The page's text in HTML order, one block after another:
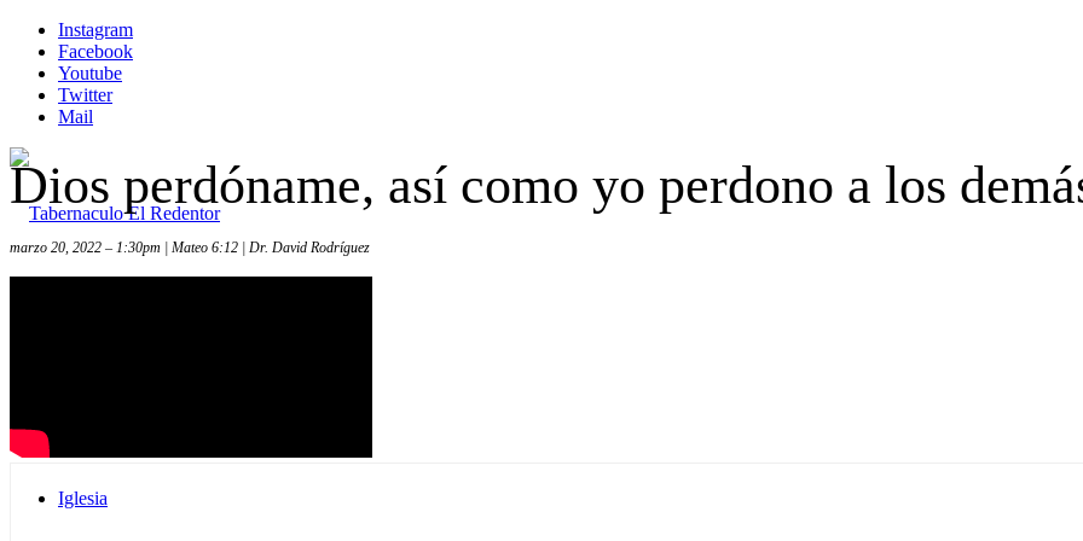
Instagram
Facebook
Youtube
Twitter
Mail
Iglesia
Dios perdóname, así como yo perdono a los
marzo 20, 2022 – 1:30pm | Mateo 6:12 | Dr. David Rodríguez